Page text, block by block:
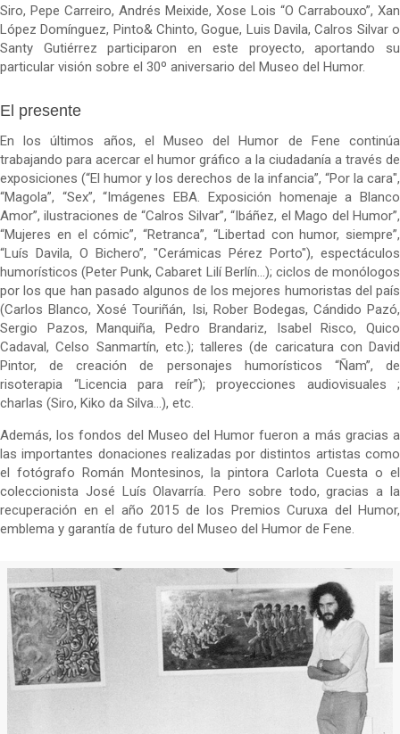
Siro, Pepe Carreiro, Andrés Meixide, Xose Lois “O Carrabouxo”, Xan
López Domínguez, Pinto& Chinto, Gogue, Luis Davila, Calros Silvar o
Santy Gutiérrez participaron en este proyecto, aportando su
particular visión sobre el 30º aniversario del Museo del Humor.
El presente
En los últimos años, el Museo del Humor de Fene continúa
trabajando para acercar el humor gráfico a la ciudadanía a través de
exposiciones (“El humor y los derechos de la infancia”, “Por la cara",
“Magola”, “Sex”, “Imágenes EBA. Exposición homenaje a Blanco
Amor”, ilustraciones de “Calros Silvar”, “Ibáñez, el Mago del Humor”,
“Mujeres en el cómic”, “Retranca”, “Libertad con humor, siempre”,
“Luís Davila, O Bichero”, "Cerámicas Pérez Porto"), espectáculos
humorísticos (Peter Punk, Cabaret Lilí Berlín…); ciclos de monólogos
por los que han pasado algunos de los mejores humoristas del país
(Carlos Blanco, Xosé Touriñán, Isi, Rober Bodegas, Cándido Pazó,
Sergio Pazos, Manquiña, Pedro Brandariz, Isabel Risco, Quico
Cadaval, Celso Sanmartín, etc.); talleres (de caricatura con David
Pintor, de creación de personajes humorísticos “Ñam”, de
risoterapia “Licencia para reír”); proyecciones audiovisuales ;
charlas (Siro, Kiko da Silva…), etc.
Además, los fondos del Museo del Humor fueron a más gracias a
las importantes donaciones realizadas por distintos artistas como
el fotógrafo Román Montesinos, la pintora Carlota Cuesta o el
coleccionista José Luís Olavarría. Pero sobre todo, gracias a la
recuperación en el año 2015 de los Premios Curuxa del Humor,
emblema y garantía de futuro del Museo del Humor de Fene.